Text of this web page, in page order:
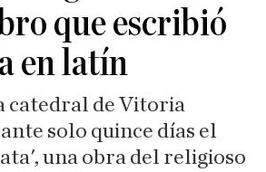
que escribió
en latín
catedral de Vitoria
solo quince días el
una obra del religioso